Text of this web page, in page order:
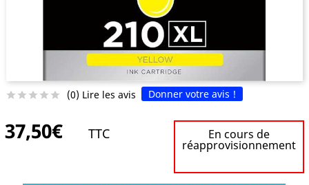
     (0) Lire les avis Donner votre avis !
37,50€ TTC En cours de
réapprovisionnement